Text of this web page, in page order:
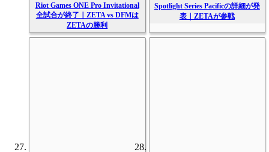
Riot Games ONE Pro Invitational
全試合が終了｜ZETA vs DFMは
ZETAの勝利
Spotlight Series Pacificの詳細が発
表｜ZETAが参戦